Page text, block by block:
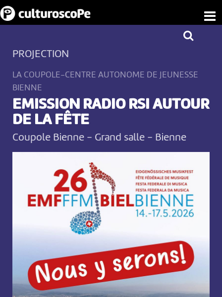
PROJECTION
LA COUPOLE-CENTRE AUTONOME DE JEUNESSE
BIENNE
EMISSION RADIO RSI AUTOUR
DE LA FÊTE
Coupole Bienne - Grand salle - Bienne